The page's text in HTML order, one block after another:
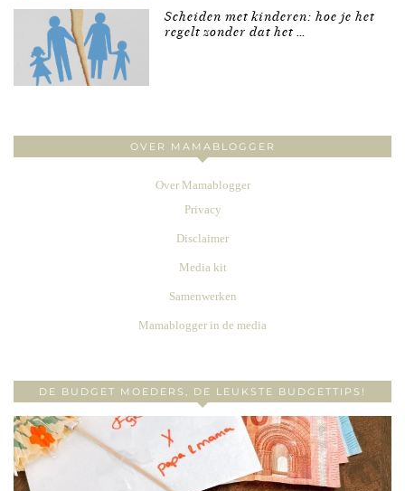
Scheiden met kinderen: hoe je het
regelt zonder dat het …
OVER MAMABLOGGER
Over Mamablogger
Privacy
Disclaimer
Media kit
Samenwerken
Mamablogger in de media
DE BUDGET MOEDERS, DE LEUKSTE BUDGETTIPS!